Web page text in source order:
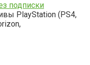
подписки
PlayStation (PS4,